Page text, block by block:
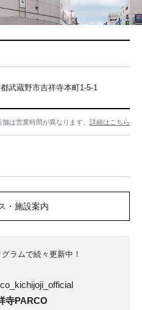
武蔵野市吉祥寺本町1-5-1
舗は営業時間が異なります。 詳細はこちら
・施設案内
ラムで続々更新中！
寺PARCO